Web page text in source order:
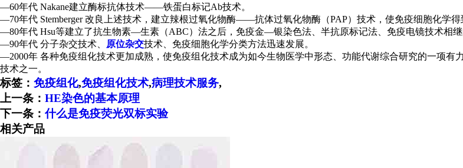
—60年代 Nakane建立酶标抗体技术——铁蛋白标记Ab技术。
—70年代 Stemberger 改良上述技术，建立辣根过氧化物酶——抗体过氧化物酶（PAP）技术，使免疫细胞化学得
—80年代 Hsu等建立了抗生物素—生素（ABC）法之后，免疫金—银染色法、半抗原标记法、免疫电镜技术相继
—90年代 分子杂交技术、
原位杂交技术、免疫细胞化学分类方法迅速发展。
—2000年 各种免疫组化技术更加成熟，使免疫组化技术成为如今生物医学中形态、功能代谢综合研究的一项
技术之一。
标签： 免疫组化,免疫组化技术,病理技术服务,
上一条： HE染色的基本原理
下一条： 什么是免疫荧光双标实验
相关产品